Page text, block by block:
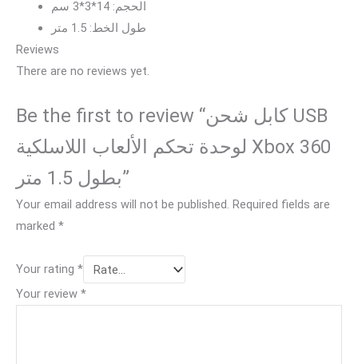
الحجم: 14*3*3 سم
طول الخط: 1.5 متر
Reviews
There are no reviews yet.
Be the first to review “كابل شحن USB
لوحدة تحكم الألعاب اللاسلكية Xbox 360
بطول 1.5 متر”
Your email address will not be published. Required fields are
marked *
Your rating *
Your review *